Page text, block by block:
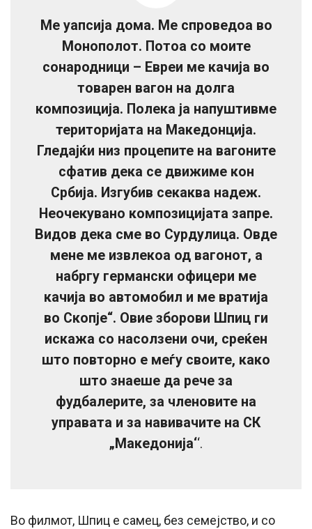
Ме уапсија дома. Ме спроведоа во
Монополот. Потоа со моите
сонародници – Евреи ме качија во
товарен вагон на долга
композиција. Полека ја напуштивме
територијата на Македонциjа.
Гледајќи низ процепите на вагоните
сфатив дека се движиме кон
Србија. Изгубив секаква надеж.
Неочекувано композицијата запре.
Видов дека сме во Сурдулица. Овде
мене ме извлекоа од вагонот, а
набргу германски офицери ме
качија во автомобил и ме вратија
во Скопје“. Овие зборови Шпиц ги
искажа со насолзени очи, среќен
што повторно е меѓу своите, како
што знаеше да рече за
фудбалерите, за членовите на
управата и за навивачите на СК
„Македонија‘‘.
Во филмот, Шпиц е самец, без семејство, и со